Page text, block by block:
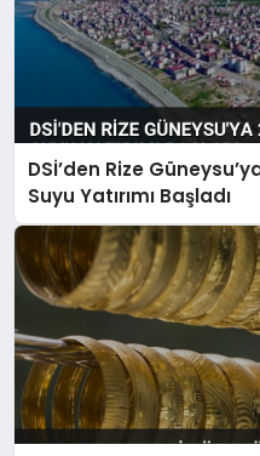
DSİ’den Rize
Suyu Yatırımı Başladı